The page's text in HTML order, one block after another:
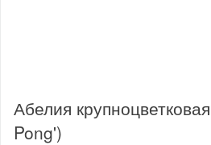
Абелия
Pong')